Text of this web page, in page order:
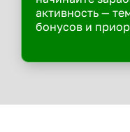
активность —
бонусов и